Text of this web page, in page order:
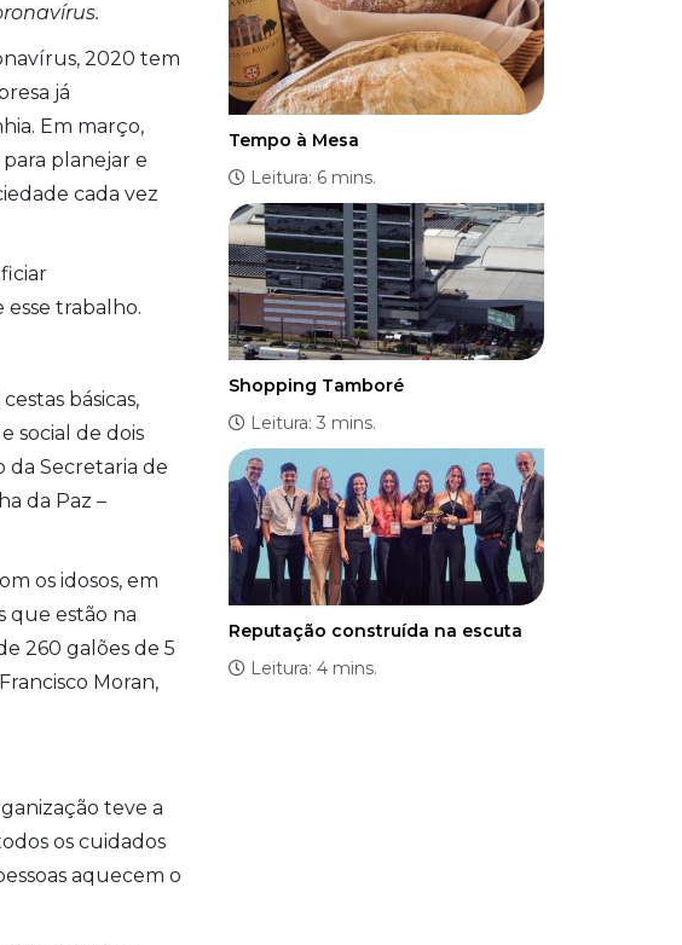
2020 tem
já
Em março,
planejar e
cada vez
esse trabalho.
básicas,
social de dois
Secretaria de
da Paz –
os idosos, em
que estão na
260 galões de 5
Moran,
teve a
os cuidados
aquecem o
Tempo à Mesa
Leitura: 6 mins.
Shopping Tamboré
Leitura: 3 mins.
Reputação construída na escuta
Leitura: 4 mins.